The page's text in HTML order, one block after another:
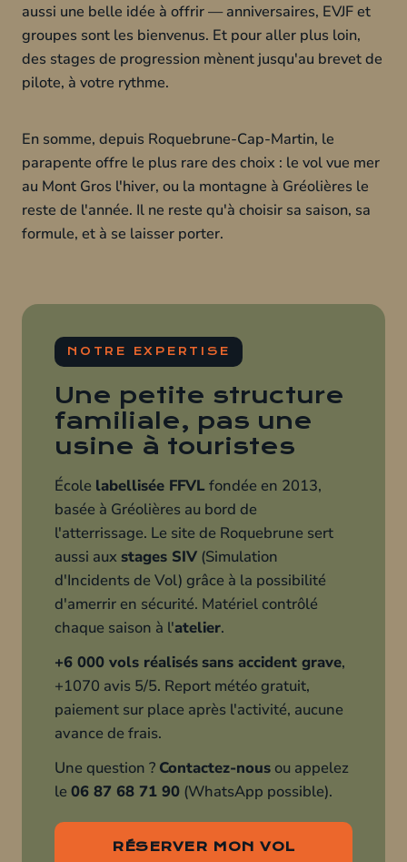
aussi une belle idée à offrir — anniversaires, EVJF et
groupes sont les bienvenus. Et pour aller plus loin,
des stages de progression mènent jusqu'au brevet de
pilote, à votre rythme.
En somme, depuis Roquebrune-Cap-Martin, le
parapente offre le plus rare des choix : le vol vue mer
au Mont Gros l'hiver, ou la montagne à Gréolières le
reste de l'année. Il ne reste qu'à choisir sa saison, sa
formule, et à se laisser porter.
NOTRE EXPERTISE
Une petite structure
familiale, pas une
usine à touristes
École labellisée FFVL fondée en 2013,
basée à Gréolières au bord de
l'atterrissage. Le site de Roquebrune sert
aussi aux stages SIV (Simulation
d'Incidents de Vol) grâce à la possibilité
d'amerrir en sécurité. Matériel contrôlé
chaque saison à l'atelier.
+6 000 vols réalisés sans accident grave,
+1070 avis 5/5. Report météo gratuit,
paiement sur place après l'activité, aucune
avance de frais.
Une question ? Contactez-nous ou appelez
le 06 87 68 71 90 (WhatsApp possible).
RÉSERVER MON VOL